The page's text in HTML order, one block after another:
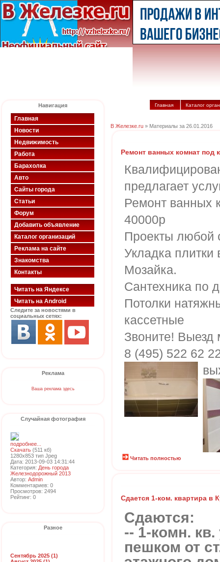
Навигация
Главная
Новости
Недвижимость
Работа
Барахолка
Авто
Сайты города
Статьи
Форум
Добавить объявление
Каталог организаций
Реклама на сайте
Знакомства
Контакты
Читать на Яндексе
Читать на Android
Следите за новостями в
социальных сетях:
Реклама
Ваша реклама здесь
Случайная фотография
подробнее...
Скачать (511 кб)
1280x853 тип Jpeg
Дата: 2013-09-03 14:31:44
Категория: День города
Железнодорожный 2013
Автор: Admin
Комментариев: 0
Просмотров: 2494
Рейтинг: 0
Разное
Сентябрь 2025 (1)
Главная Каталог
В Железке.ru » Материалы за 26.01.2016
Ремонт ванных комнат под
предлагает
Ремонт ванных
40000р
Проекты любой
Укладка плитки
Мозайка.
Сантехника по
Потолки
кассетные
Звоните! Выезд
8 (495) 522 62
Читать полностью
Сдается 1-ком. квартира в
Сдаются:
-- 1-комн.
пешком от